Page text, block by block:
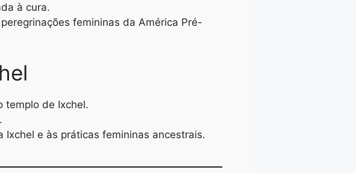
à cura.
femininas da América Pré-
templo de Ixchel.
Ixchel e às práticas femininas ancestrais.